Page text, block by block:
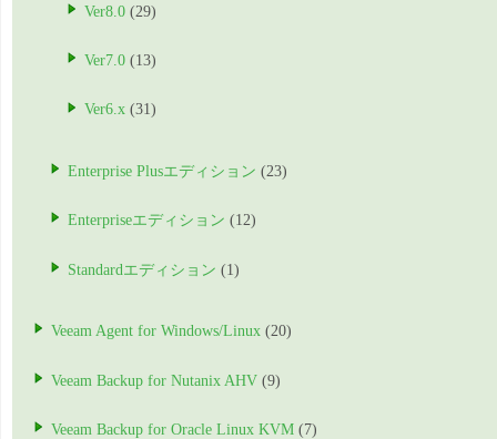
Ver8.0 (29)
Ver7.0 (13)
Ver6.x (31)
Enterprise Plusエディション (23)
Enterpriseエディション (12)
Standardエディション (1)
Veeam Agent for Windows/Linux (20)
Veeam Backup for Nutanix AHV (9)
Veeam Backup for Oracle Linux KVM (7)